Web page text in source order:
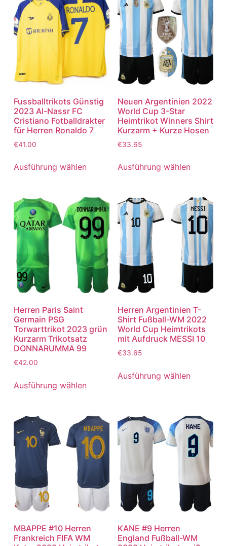
Fussballtrikots Günstig
2023 Al-Nassr FC
Cristiano Fotballdrakter
für Herren Ronaldo 7
€41.00
Ausführung wählen
Neuen Argentinien 2022
World Cup 3-Star
Heimtrikot Winners Shirt
Kurzarm + Kurze Hosen
€33.65
Ausführung wählen
Herren Paris Saint
Germain PSG
Torwarttrikot 2023 grün
Kurzarm Trikotsatz
DONNARUMMA 99
€42.00
Ausführung wählen
Herren Argentinien T-
Shirt Fußball-WM 2022
World Cup Heimtrikots
mit Aufdruck MESSI 10
€33.65
Ausführung wählen
MBAPPE #10 Herren
Frankreich FIFA WM
KANE #9 Herren
England Fußball-WM